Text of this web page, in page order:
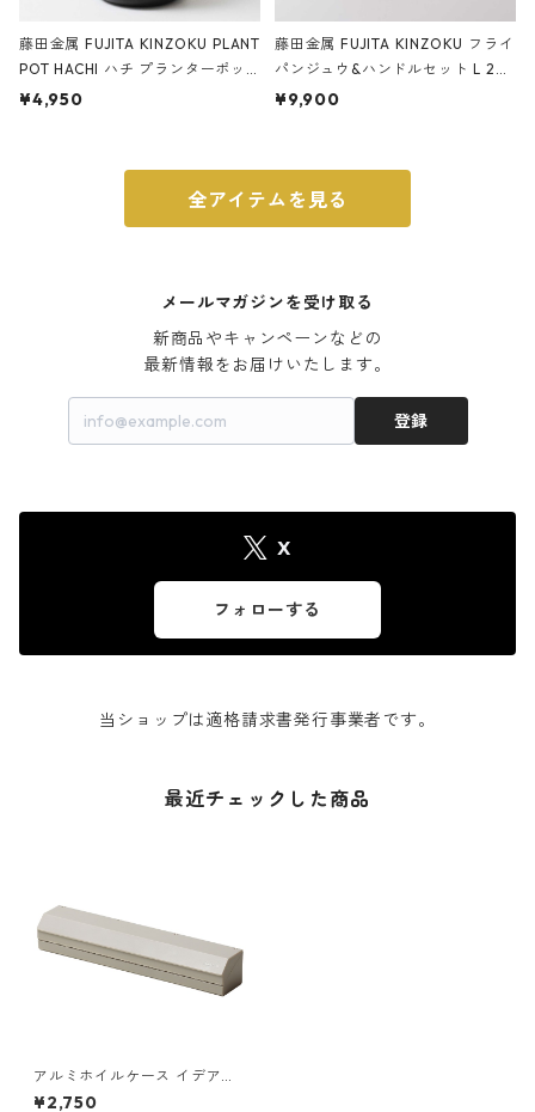
藤田金属 FUJITA KINZOKU PLANT
POT HACHI ハチ プランターポッ
ト 3号 ブラック
¥4,950
藤田金属 FUJITA KINZOKU フライ
パンジュウ&ハンドルセット L 24c
m ガス火・IH対応 鉄フライパン
¥9,900
全アイテムを見る
メールマガジンを受け取る
新商品やキャンペーンなどの
最新情報をお届けいたします。
登録
X
フォローする
当ショップは適格請求書発行事業者です。
最近チェックした商品
アルミホイルケース イデアコ
マグネット付きアルミホイル
¥2,750